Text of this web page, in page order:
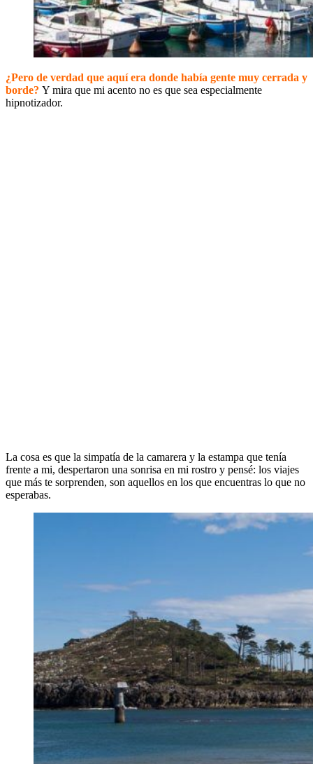
¿Pero de verdad que aquí era donde había gente muy cerrada y
borde? Y mira que mi acento no es que sea especialmente
hipnotizador.
La cosa es que la simpatía de la camarera y la estampa que tenía
frente a mi, despertaron una sonrisa en mi rostro y pensé: los viajes
que más te sorprenden, son aquellos en los que encuentras lo que no
esperabas.